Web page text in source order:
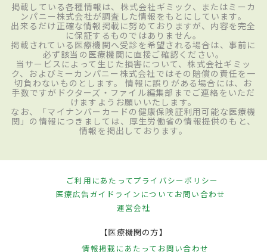
掲載している各種情報は、株式会社ギミック、またはミーカ
ンパニー株式会社が調査した情報をもとにしています。
出来るだけ正確な情報掲載に努めておりますが、内容を完全
に保証するものではありません。
掲載されている医療機関へ受診を希望される場合は、事前に
必ず該当の医療機関に直接ご確認ください。
当サービスによって生じた損害について、株式会社ギミッ
ク、およびミーカンパニー株式会社ではその賠償の責任を一
切負わないものとします。 情報に誤りがある場合には、お
手数ですがドクターズ・ファイル編集部までご連絡をいただ
けますようお願いいたします。
なお、「マイナンバーカードの健康保険証利用可能な医療機
関」の情報につきましては、厚生労働省の情報提供のもと、
情報を掲出しております。
ご利用にあたってプライバシーポリシー
医療広告ガイドラインについてお問い合わせ
運営会社
【医療機関の方】
情報掲載にあたって お問い合わせ